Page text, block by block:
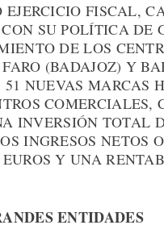
FISCAL,
SU POLÍTICA DE
DE LOS
(BADAJOZ) Y
NUEVAS MARCAS
INVERSIÓN TOTAL
INGRESOS NETOS
Y UNA
ENTIDADES